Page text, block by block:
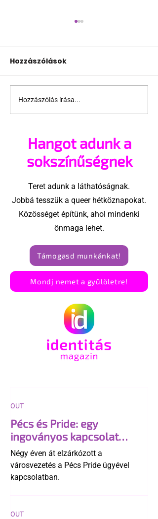
Egyre több az LMBTQ+
sportoló az olimpián
Hozzászólások
Hozzászólás írása...
Hangot adunk a
sokszínűségnek
Teret adunk a láthatóságnak.
Jobbá tesszük a queer hétköznapokat.
Közösséget építünk, ahol mindenki
önmaga lehet.
Támogasd munkánkat!
Mondj nemet a gyűlöletre!
Pécs és Pride: egy
ingoványos kapcsolat
története
Négy éven át elzárkózott a
városvezetés a Pécs Pride ügyével
kapcsolatban.
OUT
OUT